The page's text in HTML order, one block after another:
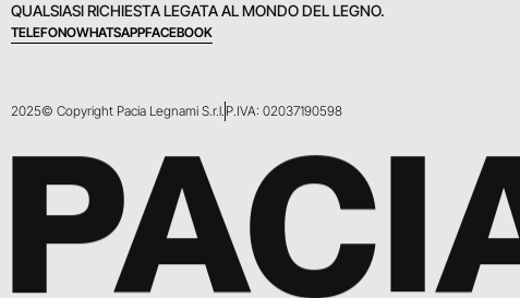
QUALSIASI RICHIESTA LEGATA AL MONDO DEL LEGNO.
TELEFONOWHATSAPPFACEBOOK
2025© Copyright Pacia Legnami S.r.l. P.IVA: 02037190598